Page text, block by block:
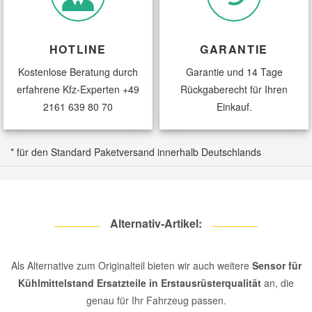
XSARA
CITROËN
XSARA
CITROËN
XSARA Break
CITROËN
XSARA Break
1.9
CITROËN
XSARA PICASSO
1.6
XSARA PICASSO
HOTLINE
Kostenlose Beratung durch
erfahrene Kfz-Experten +49
2161 639 80 70
GARANTIE
Garantie und 14 Tage
Rückgaberecht für Ihren
Einkauf.
* für den Standard Paketversand innerhalb Deutschlands
Alternativ-Artikel:
Als Alternative zum Originalteil bieten wir auch weitere Sensor für
Kühlmittelstand Ersatzteile in Erstausrüsterqualität an, die
genau für Ihr Fahrzeug passen.